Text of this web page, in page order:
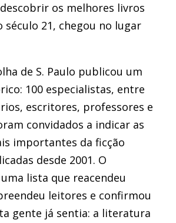
os melhores livros
século 21, chegou no lugar
de S. Paulo publicou um
100 especialistas, entre
escritores, professores e
convidados a indicar as
importantes da ficção
desde 2001. O
lista que reacendeu
leitores e confirmou
gente já sentia: a literatura